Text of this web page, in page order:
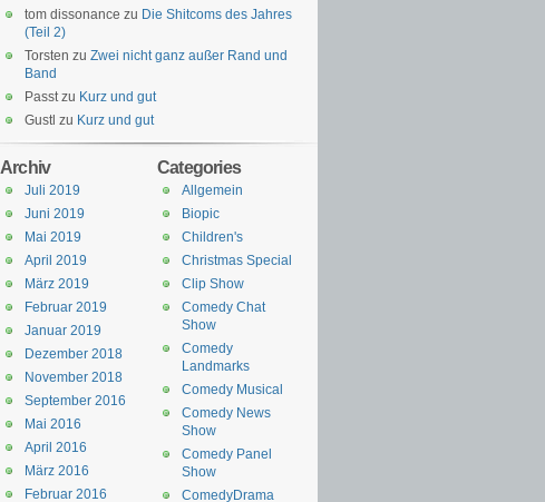
tom dissonance zu Die Shitcoms des Jahres
(Teil 2)
Torsten zu Zwei nicht ganz außer Rand und
Band
Passtzu Kurz und gut
Gustl zu Kurz und gut
Categories
Allgemein
Biopic
Children's
Christmas Special
Clip Show
Comedy Chat
Show
Comedy
Landmarks
Comedy Musical
Comedy News
Show
Comedy Panel
Show
ComedyDrama
Archiv
Juli 2019
Juni 2019
Mai 2019
April 2019
März 2019
Februar 2019
Januar 2019
Dezember 2018
November 2018
September 2016
Mai 2016
April 2016
März 2016
Februar 2016